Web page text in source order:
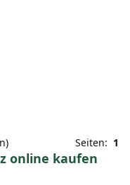
Seiten: 1
online kaufen